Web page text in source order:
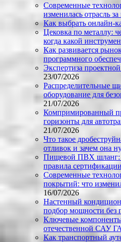
Современные
изменилась отрасль
Как выбрать онлайн-
Цековка по металлу:
когда какой
Как развивается
программного
Экспертиза
23/07/2026
Распределительные
оборудование для
21/07/2026
Компримированный
горизонты для
21/07/2026
Что такое
отливок и зачем она
Пищевой ПВХ шланг:
правила сертификации
Современные
покрытий: что
16/07/2026
Настенный
подбор мощности без
Ключевые
отечественной САУ ГА
Как транспортный